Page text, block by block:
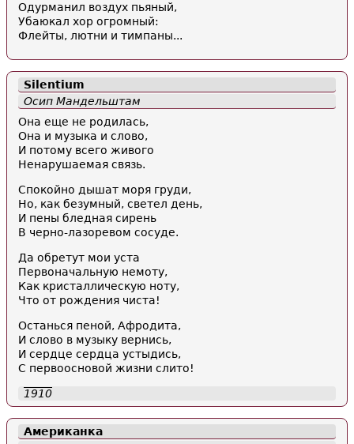
Одурманил воздух пьяный,
Убаюкал хор огромный:
Флейты, лютни и тимпаны...
Silentium
Осип Мандельштам
Она еще не родилась,
Она и музыка и слово,
И потому всего живого
Ненарушаемая связь.
Спокойно дышат моря груди,
Но, как безумный, светел день,
И пены бледная сирень
В черно-лазоревом сосуде.
Да обретут мои уста
Первоначальную немоту,
Как кристаллическую ноту,
Что от рождения чиста!
Останься пеной, Афродита,
И слово в музыку вернись,
И сердце сердца устыдись,
С первоосновой жизни слито!
1910
Американка